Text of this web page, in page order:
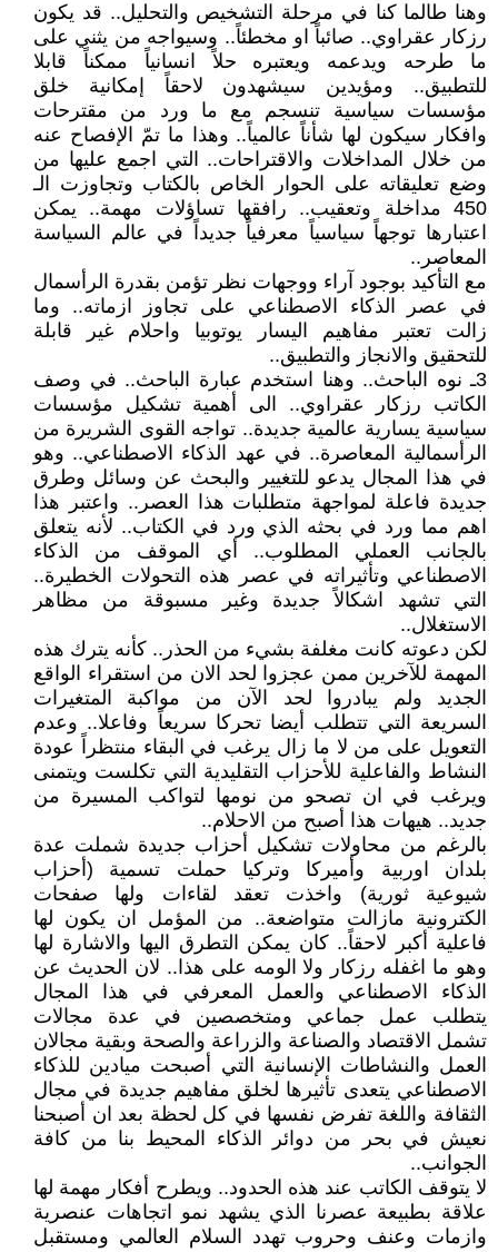
وهنا طالما كنا في مرحلة التشخيص والتحليل.. قد يكون
رزكار عقراوي.. صائباً او مخطئاً.. وسيواجه من يثني على
ما طرحه ويدعمه ويعتبره حلاً انسانياً ممكناً قابلا
للتطبيق.. ومؤيدين سيشهدون لاحقاً إمكانية خلق
مؤسسات سياسية تنسجم مع ما ورد من مقترحات
وافكار سيكون لها شأناً عالمياً.. وهذا ما تمّ الإفصاح عنه
من خلال المداخلات والاقتراحات.. التي اجمع عليها من
وضع تعليقاته على الحوار الخاص بالكتاب وتجاوزت الـ
450 مداخلة وتعقيب.. رافقها تساؤلات مهمة.. يمكن
اعتبارها توجهاً سياسياً معرفياً جديداً في عالم السياسة
المعاصر..
مع التأكيد بوجود آراء ووجهات نظر تؤمن بقدرة الرأسمال
في عصر الذكاء الاصطناعي على تجاوز ازماته.. وما
زالت تعتبر مفاهيم اليسار يوتوبيا واحلام غير قابلة
للتحقيق والانجاز والتطبيق..
3ـ نوه الباحث.. وهنا استخدم عبارة الباحث.. في وصف
الكاتب رزكار عقراوي.. الى أهمية تشكيل مؤسسات
سياسية يسارية عالمية جديدة.. تواجه القوى الشريرة من
الرأسمالية المعاصرة.. في عهد الذكاء الاصطناعي.. وهو
في هذا المجال يدعو للتغيير والبحث عن وسائل وطرق
جديدة فاعلة لمواجهة متطلبات هذا العصر.. واعتبر هذا
اهم مما ورد في بحثه الذي ورد في الكتاب.. لأنه يتعلق
بالجانب العملي المطلوب.. أي الموقف من الذكاء
الاصطناعي وتأثيراته في عصر هذه التحولات الخطيرة..
التي تشهد اشكالاً جديدة وغير مسبوقة من مظاهر
الاستغلال..
لكن دعوته كانت مغلفة بشيء من الحذر.. كأنه يترك هذه
المهمة للآخرين ممن عجزوا لحد الان من استقراء الواقع
الجديد ولم يبادروا لحد الآن من مواكبة المتغيرات
السريعة التي تتطلب أيضا تحركا سريعاً وفاعلا.. وعدم
التعويل على من لا ما زال يرغب في البقاء منتظراً عودة
النشاط والفاعلية للأحزاب التقليدية التي تكلست ويتمنى
ويرغب في ان تصحو من نومها لتواكب المسيرة من
جديد.. هيهات هذا أصبح من الاحلام..
بالرغم من محاولات تشكيل أحزاب جديدة شملت عدة
بلدان اوربية وأميركا وتركيا حملت تسمية (أحزاب
شيوعية ثورية) واخذت تعقد لقاءات ولها صفحات
الكترونية مازالت متواضعة.. من المؤمل ان يكون لها
فاعلية أكبر لاحقاً.. كان يمكن التطرق اليها والاشارة لها
وهو ما اغفله رزكار ولا الومه على هذا.. لان الحديث عن
الذكاء الاصطناعي والعمل المعرفي في هذا المجال
يتطلب عمل جماعي ومتخصصين في عدة مجالات
تشمل الاقتصاد والصناعة والزراعة والصحة وبقية مجالان
العمل والنشاطات الإنسانية التي أصبحت ميادين للذكاء
الاصطناعي يتعدى تأثيرها لخلق مفاهيم جديدة في مجال
الثقافة واللغة تفرض نفسها في كل لحظة بعد ان أصبحنا
نعيش في بحر من دوائر الذكاء المحيط بنا من كافة
الجوانب..
لا يتوقف الكاتب عند هذه الحدود.. ويطرح أفكار مهمة لها
علاقة بطبيعة عصرنا الذي يشهد نمو اتجاهات عنصرية
وازمات وعنف وحروب تهدد السلام العالمي ومستقبل